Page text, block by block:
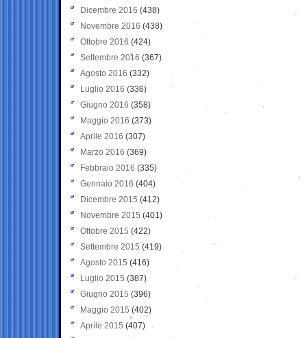
Dicembre 2016 (438)
Novembre 2016 (438)
Ottobre 2016 (424)
Settembre 2016 (367)
Agosto 2016 (332)
Luglio 2016 (336)
Giugno 2016 (358)
Maggio 2016 (373)
Aprile 2016 (307)
Marzo 2016 (369)
Febbraio 2016 (335)
Gennaio 2016 (404)
Dicembre 2015 (412)
Novembre 2015 (401)
Ottobre 2015 (422)
Settembre 2015 (419)
Agosto 2015 (416)
Luglio 2015 (387)
Giugno 2015 (396)
Maggio 2015 (402)
Aprile 2015 (407)